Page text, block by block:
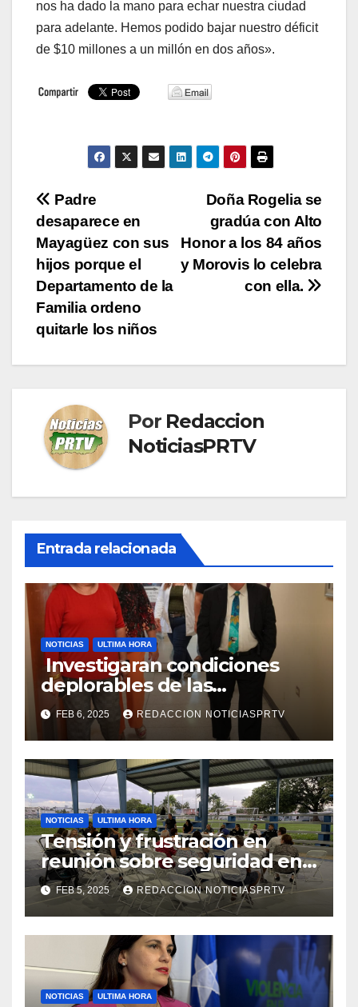
nos ha dado la mano para echar nuestra ciudad
para adelante. Hemos podido bajar nuestro déficit
de $10 millones a un millón en dos años».
Navegación
de
entradas
Doña Rogelia se
gradúa con Alto
Honor a los 84 años
y Morovis lo celebra
con ella.
Padre
desaparece en
Mayagüez con sus
hijos porque el
Departamento de la
Familia ordeno
quitarle los niños
Por Redaccion
NoticiasPRTV
Entrada relacionada
NOTICIAS ULTIMA HORA
Investigaran condiciones
deplorables de las
facilidades el Departamento
de la Salud en Mayagüez
FEB 6, 2025 REDACCION NOTICIASPRTV
NOTICIAS ULTIMA HORA
Tensión y frustración en
reunión sobre seguridad en
Reparto Metropolitano
FEB 5, 2025 REDACCION NOTICIASPRTV
NOTICIAS ULTIMA HORA